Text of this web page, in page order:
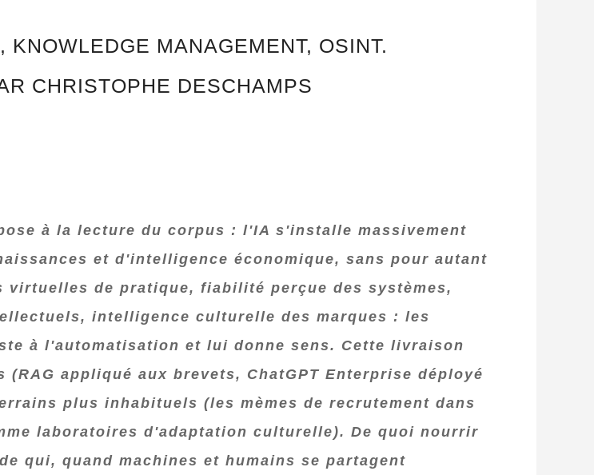
MANAGEMENT, OSINT.
CHRISTOPHE DESCHAMPS
à la lecture du corpus : l'IA s'installe massivement
et d'intelligence économique, sans pour autant
virtuelles de pratique, fiabilité perçue des systèmes,
intelligence culturelle des marques : les
à l'automatisation et lui donne sens. Cette livraison
appliqué aux brevets, ChatGPT Enterprise déployé
plus inhabituels (les mèmes de recrutement dans
laboratoires d'adaptation culturelle). De quoi nourrir
qui, quand machines et humains se partagent